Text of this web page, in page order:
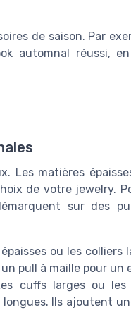
de saison. Par
automnal réussi,
Les matières
de votre jewelry.
sur des
ou les
pull à maille pour un
cuffs larges ou les
Ils ajoutent